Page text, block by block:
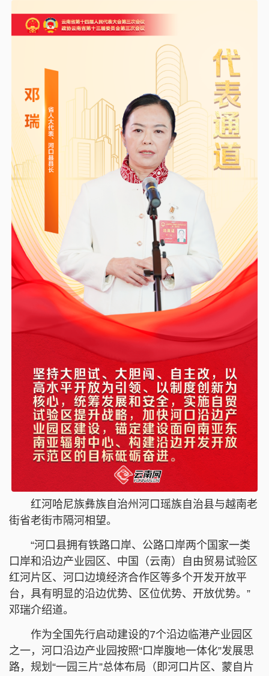
红河哈尼族彝族自治州河口瑶族自治县与越南老
街省老街市隔河相望。
“河口县拥有铁路口岸、公路口岸两个国家一类
口岸和沿边产业园区、中国（云南）自由贸易试验区
红河片区、河口边境经济合作区等多个开发开放平
台，具有明显的沿边优势、区位优势、开放优势。”
邓瑞介绍道。
作为全国先行启动建设的7个沿边临港产业园区
之一，河口沿边产业园按照“口岸腹地一体化”发展思
路，规划“一园三片”总体布局（即河口片区、蒙自片